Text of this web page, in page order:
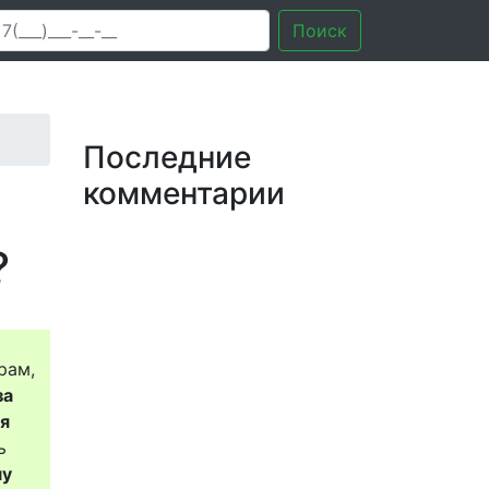
Поиск
Последние
комментарии